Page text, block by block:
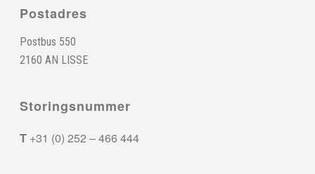
Postadres
Postbus 550
2160 AN LISSE
Storingsnummer
T +31 (0) 252 – 466 444